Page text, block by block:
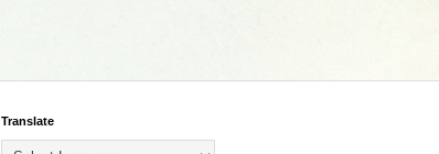
Translate